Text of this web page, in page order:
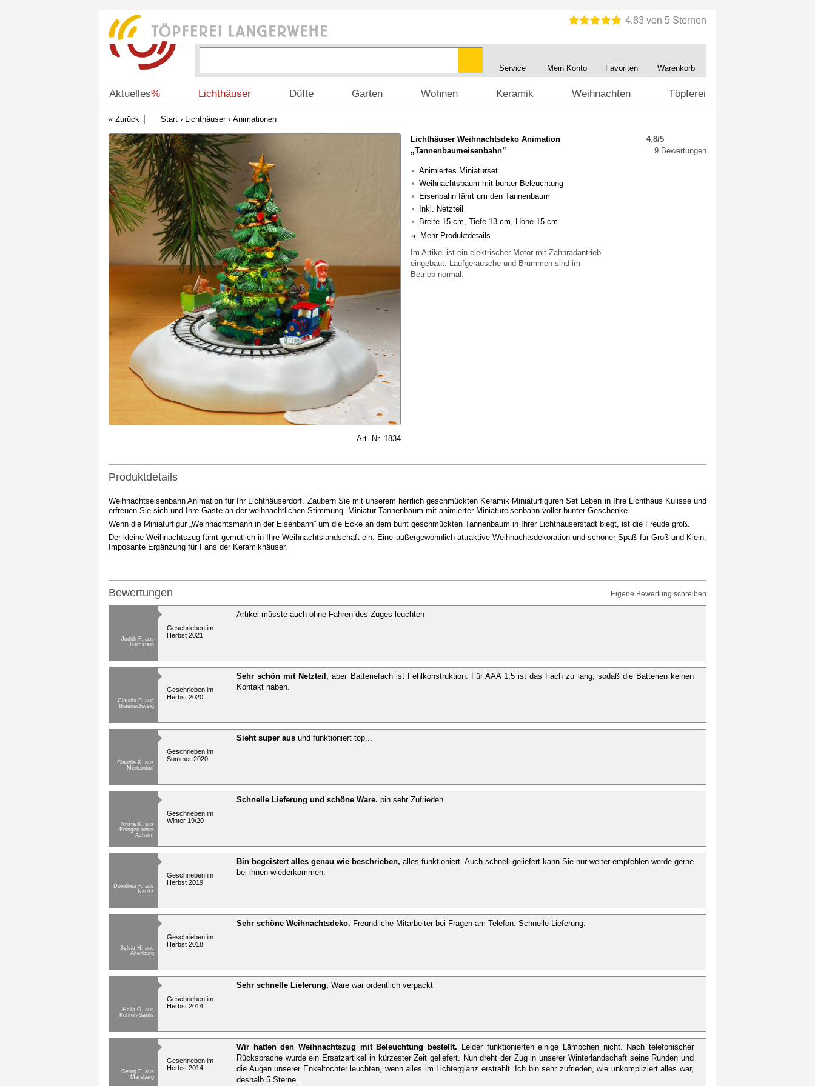
Service Mein Konto Favoriten Warenkorb
Aktuelles% Lichthäuser Düfte Garten Wohnen Keramik Weihnachten Töpferei
Start › Lichthäuser› Animationen
Art.-Nr. 1834
Lichthäuser Weihnachtsdeko Animation
„Tannenbaumeisenbahn”
Animiertes Miniaturset
Weihnachtsbaum mit bunter Beleuchtung
Eisenbahn fährt um den Tannenbaum
Inkl. Netzteil
Breite 15 cm, Tiefe 13 cm, Höhe 15 cm
Mehr Produktdetails
Im Artikel ist ein elektrischer Motor mit Zahnradantrieb
eingebaut. Laufgeräusche und Brummen sind im
Betrieb normal.
4.8/5
9 Bewertungen
Produktdetails
Weihnachtseisenbahn Animation für Ihr Lichthäuserdorf. Zaubern Sie mit unserem herrlich geschmückten Keramik Miniaturfiguren Set Leben in Ihre Lichthaus Kulisse und
erfreuen Sie sich und Ihre Gäste an der weihnachtlichen Stimmung. Miniatur Tannenbaum mit animierter Miniatureisenbahn voller bunter Geschenke.
Wenn die Miniaturfigur „Weihnachtsmann in der Eisenbahn” um die Ecke an dem bunt geschmückten Tannenbaum in Ihrer Lichthäuserstadt biegt, ist die Freude groß.
Der kleine Weihnachtszug fährt gemütlich in Ihre Weihnachtslandschaft ein. Eine außergewöhnlich attraktive Weihnachtsdekoration und schöner Spaß für Groß und Klein.
Imposante Ergänzung für Fans der Keramikhäuser.
Bewertungen Eigene Bewertung schreiben
Judith F. aus
Ramstein
Geschrieben im
Herbst 2021
Artikel müsste auch ohne Fahren des Zuges leuchten
Claudia P. aus
Braunschweig
Geschrieben im
Herbst 2020
Sehr schön mit Netzteil, aber Batteriefach ist Fehlkonstruktion. Für AAA 1,5 ist das Fach zu lang, sodaß die Batterien keinen
Kontakt haben.
Claudia K. aus
Mertendorf
Geschrieben im
Sommer 2020
Sieht super aus und funktioniert top...
Krista K. aus
Eningen unter
Achalm
Geschrieben im
Winter 19/20
Schnelle Lieferung und schöne Ware. bin sehr Zufrieden
Dorothea F. aus
Neuss
Geschrieben im
Herbst 2019
Bin begeistert alles genau wie beschrieben, alles funktioniert. Auch schnell geliefert kann Sie nur weiter empfehlen werde gerne
bei ihnen wiederkommen.
Sylvia H. aus
Altenburg
Geschrieben im
Herbst 2018
Sehr schöne Weihnachtsdeko. Freundliche Mitarbeiter bei Fragen am Telefon. Schnelle Lieferung.
Hella O. aus
Kohren-Sahlis
Geschrieben im
Herbst 2014
Sehr schnelle Lieferung, Ware war ordentlich verpackt
Georg F. aus
Marsberg
Geschrieben im
Herbst 2014
Wir hatten den Weihnachtszug mit Beleuchtung bestellt. Leider funktionierten einige Lämpchen nicht. Nach telefonischer
Rücksprache wurde ein Ersatzartikel in kürzester Zeit geliefert. Nun dreht der Zug in unserer Winterlandschaft seine Runden und
die Augen unserer Enkeltochter leuchten, wenn alles im Lichterglanz erstrahlt. Ich bin sehr zufrieden, wie unkompliziert alles war,
deshalb 5 Sterne.